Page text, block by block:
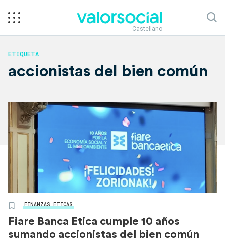
Castellano
ETIQUETA
accionistas del bien común
FINANZAS ETICAS
Fiare Banca Etica cumple 10 años
sumando accionistas del bien común